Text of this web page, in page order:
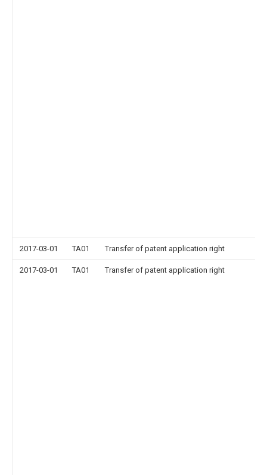
2017-03-01 TA01 Transfer of patent application right
2017-03-01 TA01 Transfer of patent application right